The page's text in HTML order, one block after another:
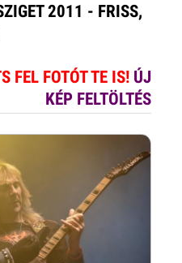
2011 - FRISS,
FEL FOTÓT TE IS! ÚJ
KÉP FELTÖLTÉS